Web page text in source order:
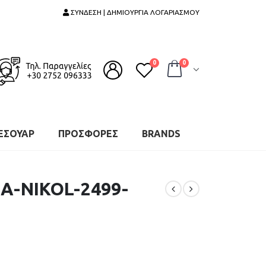
ΣΥΝΔΕΣΗ | ΔΗΜΙΟΥΡΓΙΑ ΛΟΓΑΡΙΑΣΜΟΥ
0 0
ΠΡΟΣΦΟΡΕΣ BRANDS
NIKOL-2499-